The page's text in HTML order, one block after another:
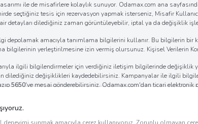
ile de misafirlere kolaylık sunuyor. Odamax.com ana
seçtiğiniz tesis için rezervasyon yapmak isterseniz, Misafir
detayları dilediğiniz zaman görüntüleyebilir, iptal ya da değişiklik
depolamak amacıyla tanımlama bilgilerini kullanır. Bu bilgilerin bir
bilgilerinin yerleştirilmesine izin vermiş olursunuz. Kişisel Verilerin
ilgili bilgilendirmeler için verdiğiniz iletişim bilgilerinde
dilediğiniz değişiklikleri kaydedebilirsiniz. Kampanyalar ile ilgili
5650'ye mesaj gönderebilirsiniz. Odamax.com'dan ticari elektronik
'ü
bildirim izinlerinin kaldırılmasını sağlayabilirsiniz.
engel olabilirsiniz.